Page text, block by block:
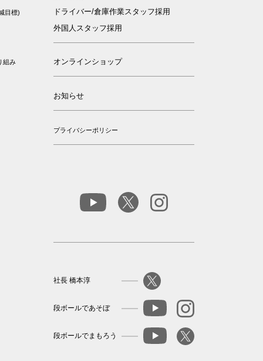
目標)
組み
ドライバー/倉庫作業スタッフ採用
外国人スタッフ採用
オンラインショップ
お知らせ
プライバシーポリシー
社長 橋本淳
段ボールであそぼ
段ボールでまもろう